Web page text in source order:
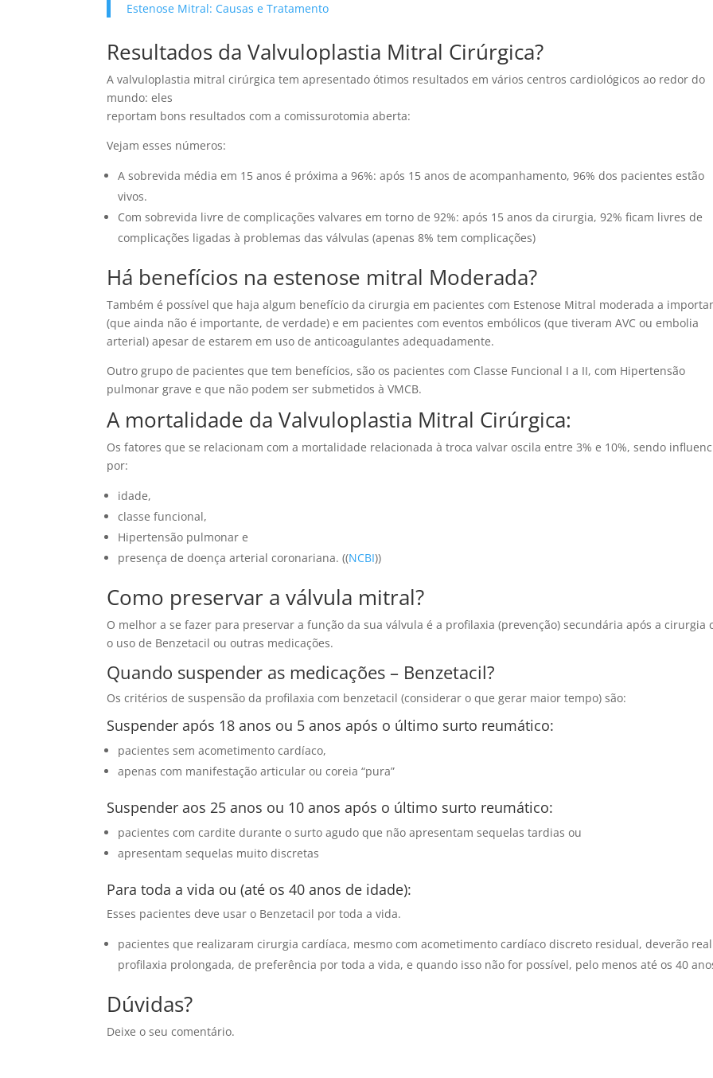
Estenose Mitral: Causas e Tratamento
Resultados da Valvuloplastia Mitral Cirúrgica?
A valvuloplastia mitral cirúrgica tem apresentado ótimos resultados em vários centros cardiológicos ao redor do
mundo: eles
reportam bons resultados com a comissurotomia aberta:
Vejam esses números:
A sobrevida média em 15 anos é próxima a 96%: após 15 anos de acompanhamento, 96% dos pacientes estão
vivos.
Com sobrevida livre de complicações valvares em torno de 92%: após 15 anos da cirurgia, 92% ficam livres de
complicações ligadas à problemas das válvulas (apenas 8% tem complicações)
Há benefícios na estenose mitral Moderada?
Também é possível que haja algum benefício da cirurgia em pacientes com Estenose Mitral moderada a
(que ainda não é importante, de verdade) e em pacientes com eventos embólicos (que tiveram AVC ou embolia
arterial) apesar de estarem em uso de anticoagulantes adequadamente.
Outro grupo de pacientes que tem benefícios, são os pacientes com Classe Funcional I a II, com Hipertensão
pulmonar grave e que não podem ser submetidos à VMCB.
A mortalidade da Valvuloplastia Mitral Cirúrgica:
Os fatores que se relacionam com a mortalidade relacionada à troca valvar oscila entre 3% e 10%, sendo
por:
idade,
classe funcional,
Hipertensão pulmonar e
presença de doença arterial coronariana. ((NCBI))
Como preservar a válvula mitral?
O melhor a se fazer para preservar a função da sua válvula é a profilaxia (prevenção) secundária após a cirurgia
o uso de Benzetacil ou outras medicações.
Quando suspender as medicações – Benzetacil?
Os critérios de suspensão da profilaxia com benzetacil (considerar o que gerar maior tempo) são:
Suspender após 18 anos ou 5 anos após o último surto reumático:
pacientes sem acometimento cardíaco,
apenas com manifestação articular ou coreia “pura”
Suspender aos 25 anos ou 10 anos após o último surto reumático:
pacientes com cardite durante o surto agudo que não apresentam sequelas tardias ou
apresentam sequelas muito discretas
Para toda a vida ou (até os 40 anos de idade):
Esses pacientes deve usar o Benzetacil por toda a vida.
pacientes que realizaram cirurgia cardíaca, mesmo com acometimento cardíaco discreto residual, deverão
profilaxia prolongada, de preferência por toda a vida, e quando isso não for possível, pelo menos até os 40
Dúvidas?
Deixe o seu comentário.